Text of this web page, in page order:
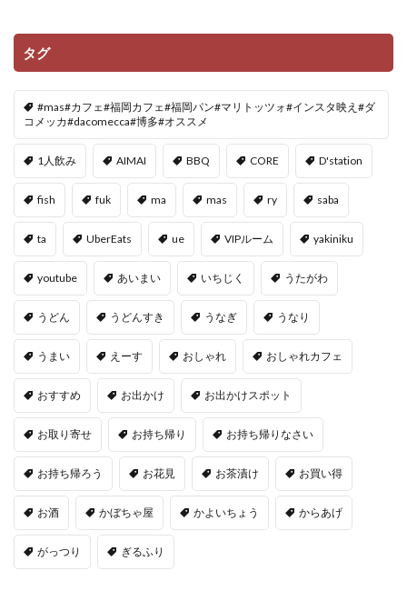
タグ
#mas#カフェ#福岡カフェ#福岡パン#マリトッツォ#インスタ映え#ダ
コメッカ#dacomecca#博多#オススメ
1人飲み AIMAI BBQ CORE D'station
fish fuk ma mas ry saba
ta UberEats ue VIPルーム yakiniku
youtube あいまい いちじく うたがわ
うどん うどんすき うなぎ うなり
うまい えーす おしゃれ おしゃれカフェ
おすすめ お出かけ お出かけスポット
お取り寄せ お持ち帰り お持ち帰りなさい
お持ち帰ろう お花見 お茶漬け お買い得
お酒 かぼちゃ屋 かよいちょう からあげ
がっつり ぎるふり